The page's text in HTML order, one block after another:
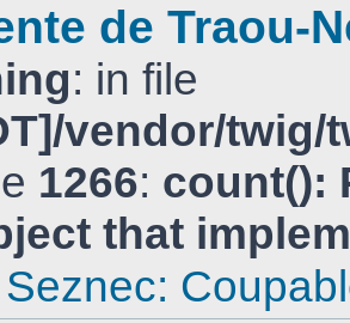
de Traou-
: in file
vendor/
1266: count():
that
Seznec: